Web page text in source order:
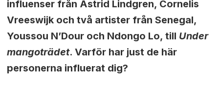
influenser från Astrid Lindgren, Cornelis
Vreeswijk och två artister från Senegal,
Youssou N’Dour och Ndongo Lo, till Under
mangoträdet. Varför har just de här
personerna influerat dig?